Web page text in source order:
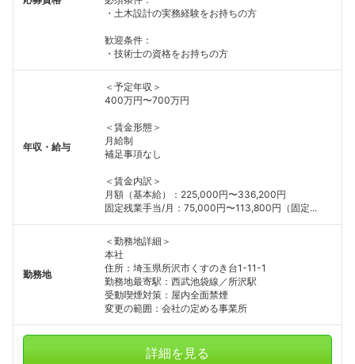
・土木設計の実務経験をお持ちの方
歓迎条件：
・技術士の資格をお持ちの方
年収・給与
＜予定年収＞
400万円〜700万円
＜賃金形態＞
月給制
補足事項なし
＜賃金内訳＞
月額（基本給）：225,000円〜336,200円
固定残業手当/月：75,000円〜113,800円（固定...
勤務地
＜勤務地詳細＞
本社
住所：埼玉県所沢市くすのき台1-11-1
勤務地最寄駅：西武池袋線／所沢駅
受動喫煙対策：屋内全面禁煙
変更の範囲：会社の定める事業所
詳細を見る